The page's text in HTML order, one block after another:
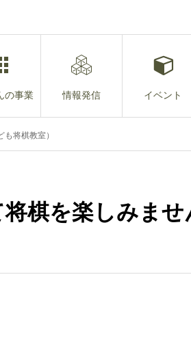
の事業 情報発信 イベント
将棋教室）
将棋を楽しみま